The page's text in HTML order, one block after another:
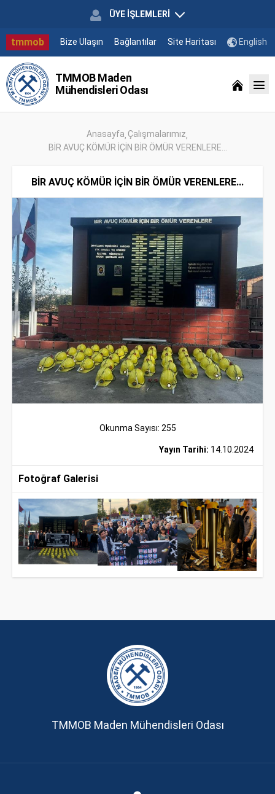
ÜYE İŞLEMLERİ
tmmob Bize Ulaşın Bağlantılar Site Haritası English
TMMOB Maden
Mühendisleri Odası
Anasayfa Çalışmalarımız
BİR AVUÇ KÖMÜR İÇİN BİR ÖMÜR VERENLERE...
BİR AVUÇ KÖMÜR İÇİN BİR ÖMÜR VERENLERE...
Okunma Sayısı: 255
Yayın Tarihi: 14.10.2024
Fotoğraf Galerisi
TMMOB Maden Mühendisleri Odası